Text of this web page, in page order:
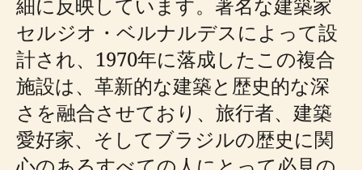
セルジオ・ベルナルデスによって設
計され、1970年に落成したこの複合
施設は、革新的な建築と歴史的な深
さを融合させており、旅行者、建築
愛好家、そしてブラジルの歴史に関